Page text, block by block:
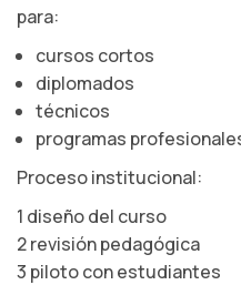
para:
cursos cortos
diplomados
técnicos
programas
Proceso institucional:
1 diseño del curso
2 revisión pedagógica
3 piloto con estudiantes